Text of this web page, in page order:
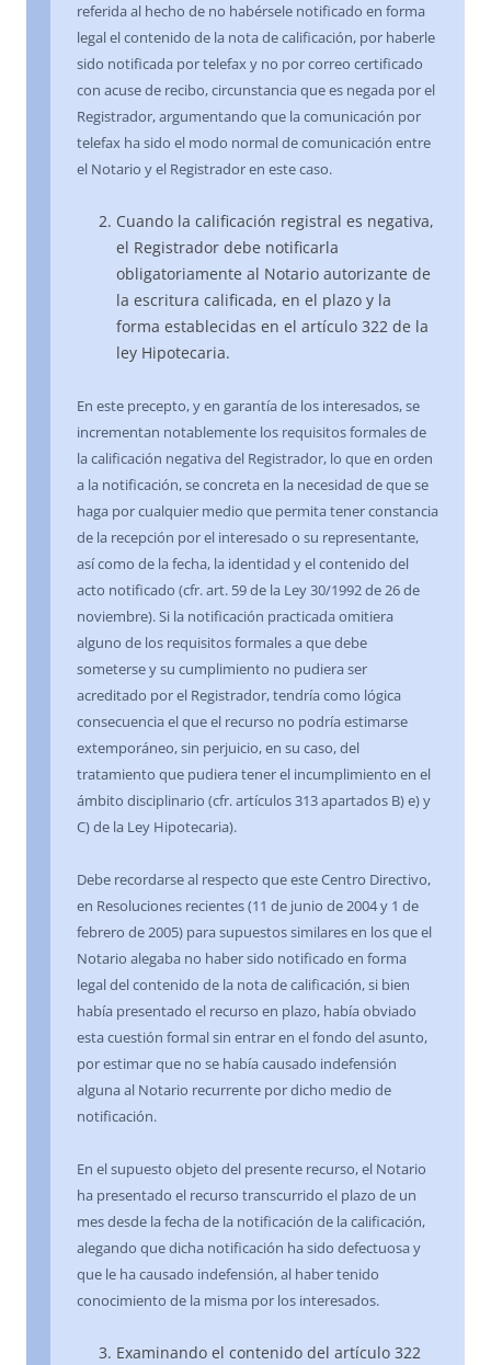
referida al hecho de no habérsele notificado en forma
legal el contenido de la nota de calificación, por haberle
sido notificada por telefax y no por correo certificado
con acuse de recibo, circunstancia que es negada por el
Registrador, argumentando que la comunicación por
telefax ha sido el modo normal de comunicación entre
el Notario y el Registrador en este caso.
Cuando la calificación registral es negativa,
el Registrador debe notificarla
obligatoriamente al Notario autorizante de
la escritura calificada, en el plazo y la
forma establecidas en el artículo 322 de la
ley Hipotecaria.
En este precepto, y en garantía de los interesados, se
incrementan notablemente los requisitos formales de
la calificación negativa del Registrador, lo que en orden
a la notificación, se concreta en la necesidad de que se
haga por cualquier medio que permita tener constancia
de la recepción por el interesado o su representante,
así como de la fecha, la identidad y el contenido del
acto notificado (cfr. art. 59 de la Ley 30/1992 de 26 de
noviembre). Si la notificación practicada omitiera
alguno de los requisitos formales a que debe
someterse y su cumplimiento no pudiera ser
acreditado por el Registrador, tendría como lógica
consecuencia el que el recurso no podría estimarse
extemporáneo, sin perjuicio, en su caso, del
tratamiento que pudiera tener el incumplimiento en el
ámbito disciplinario (cfr. artículos 313 apartados B) e) y
C) de la Ley Hipotecaria).
Debe recordarse al respecto que este Centro Directivo,
en Resoluciones recientes (11 de junio de 2004 y 1 de
febrero de 2005) para supuestos similares en los que el
Notario alegaba no haber sido notificado en forma
legal del contenido de la nota de calificación, si bien
había presentado el recurso en plazo, había obviado
esta cuestión formal sin entrar en el fondo del asunto,
por estimar que no se había causado indefensión
alguna al Notario recurrente por dicho medio de
notificación.
En el supuesto objeto del presente recurso, el Notario
ha presentado el recurso transcurrido el plazo de un
mes desde la fecha de la notificación de la calificación,
alegando que dicha notificación ha sido defectuosa y
que le ha causado indefensión, al haber tenido
conocimiento de la misma por los interesados.
Examinando el contenido del artículo 322